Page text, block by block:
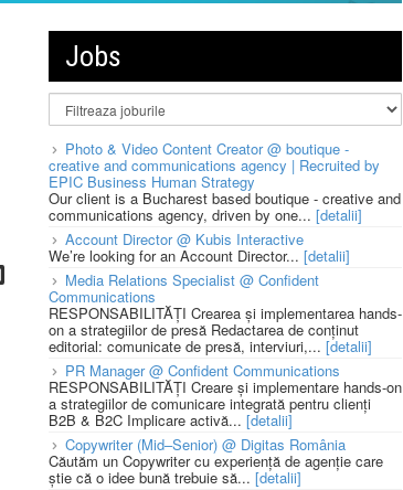
Jobs
Photo & Video Content Creator @ boutique -
creative and communications agency | Recruited by
EPIC Business Human Strategy
Our client is a Bucharest based boutique - creative and
communications agency, driven by one... [detalii]
Account Director @ Kubis Interactive
We’re looking for an Account Director... [detalii]
Media Relations Specialist @ Confident
Communications
RESPONSABILITĂȚI Crearea și implementarea hands-
on a strategiilor de presă Redactarea de conținut
editorial: comunicate de presă, interviuri,... [detalii]
PR Manager @ Confident Communications
RESPONSABILITĂȚI Creare și implementare hands-on
a strategiilor de comunicare integrată pentru clienți
B2B & B2C Implicare activă... [detalii]
Copywriter (Mid–Senior) @ Digitas România
Căutăm un Copywriter cu experiență de agenție care
știe că o idee bună trebuie să... [detalii]